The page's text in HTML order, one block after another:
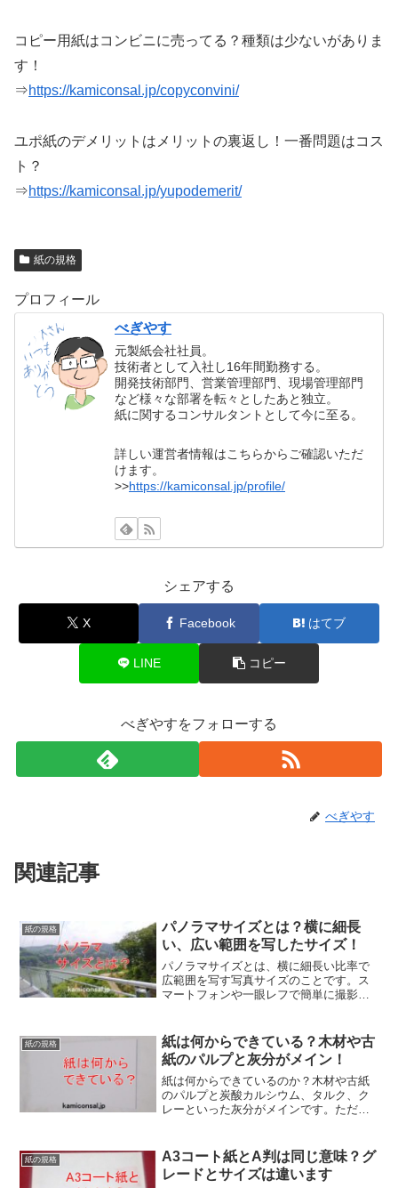
コピー用紙はコンビニに売ってる？種類は少ないがありま
す！
⇒https://kamiconsal.jp/copyconvini/
ユポ紙のデメリットはメリットの裏返し！一番問題はコス
ト？
⇒https://kamiconsal.jp/yupodemerit/
紙の規格
プロフィール
べぎやす
元製紙会社社員。
技術者として入社し16年間勤務する。
開発技術部門、営業管理部門、現場管理部門
など様々な部署を転々としたあと独立。
紙に関するコンサルタントとして今に至る。
詳しい運営者情報はこちらからご確認いただ
けます。
>>https://kamiconsal.jp/profile/
シェアする
X Facebook はてブ
LINE コピー
べぎやすをフォローする
べぎやす
関連記事
紙の規格
パノラマサイズとは？横に細長
い、広い範囲を写したサイズ！
パノラマサイズとは、横に細長い比率で
広範囲を写す写真サイズのことです。ス
マートフォンや一眼レフで簡単に撮影で
マサイズは、臨場感やスケール感を表現
するのに最適なフォーマットです。
紙の規格
紙は何からできている？木材や古
紙のパルプと灰分がメイン！
紙は何からできているのか？木材や古紙
のパルプと炭酸カルシウム、タルク、ク
レーといった灰分がメインです。ただ
できているか、というと成分はセルロー
スと粘土鉱物と言うこともできます。
紙の規格
A3コート紙とA判は同じ意味？グ
レードとサイズは違います